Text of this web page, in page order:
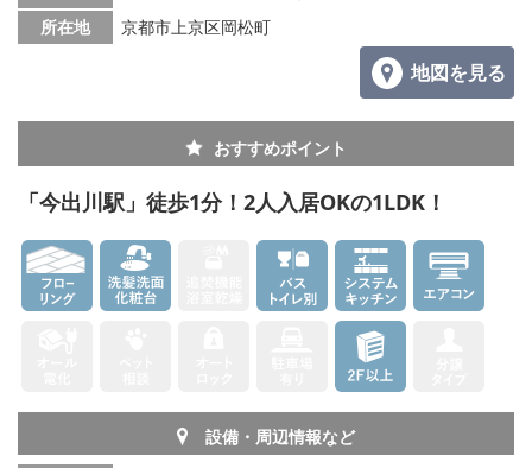
所在地
京都市上京区岡松町
地図を見る
おすすめポイント
「今出川駅」徒歩1分！2人入居OKの1LDK！
設備・周辺情報など